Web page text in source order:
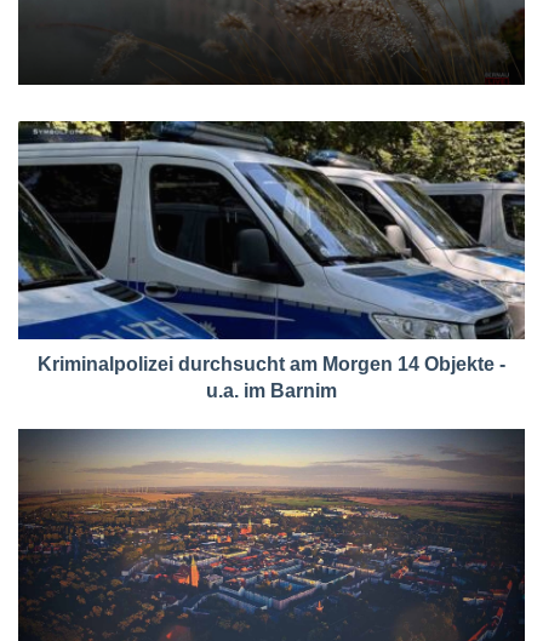
Kriminalpolizei durchsucht am Morgen 14 Objekte -
u.a. im Barnim